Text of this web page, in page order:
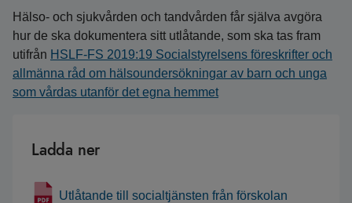
Hälso- och sjukvården och tandvården får själva avgöra
hur de ska dokumentera sitt utlåtande, som ska tas fram
utifrån HSLF-FS 2019:19 Socialstyrelsens föreskrifter och
allmänna råd om hälsoundersökningar av barn och unga
som vårdas utanför det egna hemmet
Ladda ner
Utlåtande till socialtjänsten från förskolan